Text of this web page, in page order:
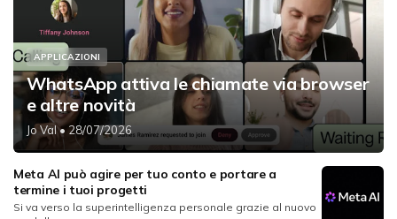
APPLICAZIONI
WhatsApp attiva le chiamate via browser
e altre novità
Jo Val• 28/07/2026
Meta AI può agire per tuo conto e portare a
termine i tuoi progetti
Si va verso la superintelligenza personale grazie al nuovo